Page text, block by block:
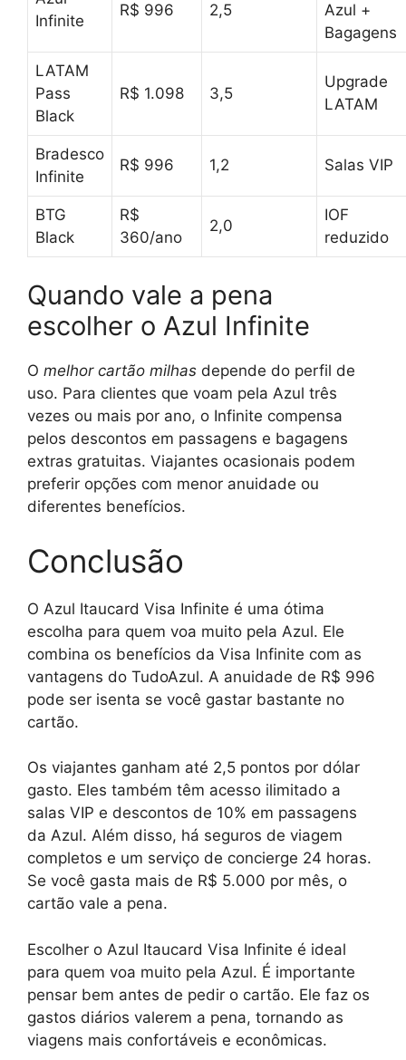
Infinite
R$ 996 2,5
Azul +
Bagagens
LATAM
Pass
Black
R$ 1.098 3,5
Upgrade
LATAM
Bradesco
Infinite
R$ 996 1,2 Salas VIP
BTG
Black
R$
360/ano
2,0
IOF
reduzido
Quando vale a pena
escolher o Azul Infinite
O melhor cartão milhas depende do perfil de
uso. Para clientes que voam pela Azul três
vezes ou mais por ano, o Infinite compensa
pelos descontos em passagens e bagagens
extras gratuitas. Viajantes ocasionais podem
preferir opções com menor anuidade ou
diferentes benefícios.
Conclusão
O Azul Itaucard Visa Infinite é uma ótima
escolha para quem voa muito pela Azul. Ele
combina os benefícios da Visa Infinite com as
vantagens do TudoAzul. A anuidade de R$ 996
pode ser isenta se você gastar bastante no
cartão.
Os viajantes ganham até 2,5 pontos por dólar
gasto. Eles também têm acesso ilimitado a
salas VIP e descontos de 10% em passagens
da Azul. Além disso, há seguros de viagem
completos e um serviço de concierge 24 horas.
Se você gasta mais de R$ 5.000 por mês, o
cartão vale a pena.
Escolher o Azul Itaucard Visa Infinite é ideal
para quem voa muito pela Azul. É importante
pensar bem antes de pedir o cartão. Ele faz os
gastos diários valerem a pena, tornando as
viagens mais confortáveis e econômicas.